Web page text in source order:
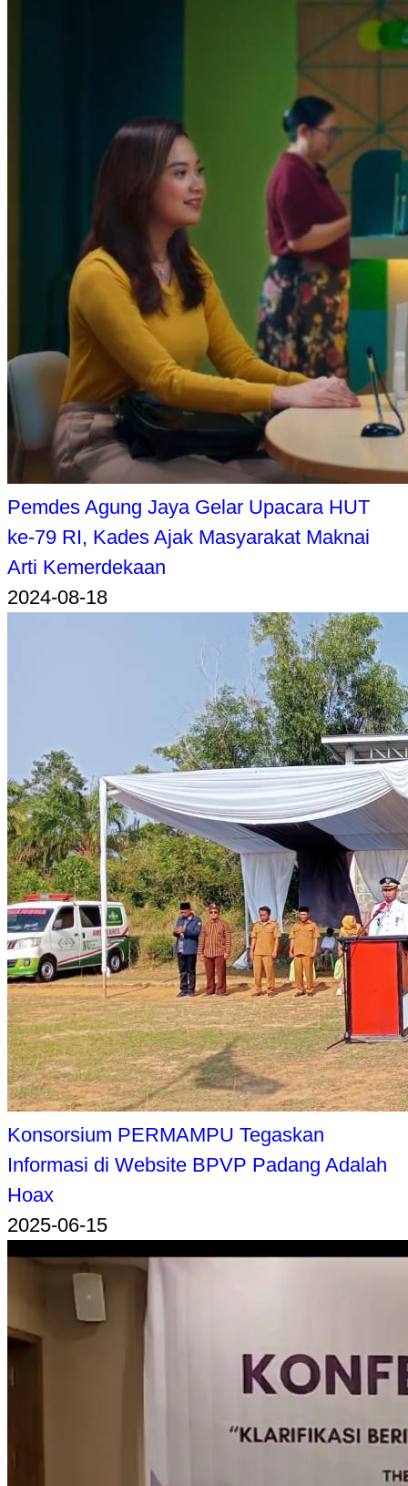
Pemdes Agung Jaya Gelar Upacara HUT
ke-79 RI, Kades Ajak Masyarakat Maknai
Arti Kemerdekaan
2024-08-18
Konsorsium PERMAMPU Tegaskan
Informasi di Website BPVP Padang Adalah
Hoax
2025-06-15